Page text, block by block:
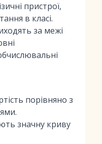
пристрої,
в класі.
за межі
порівняно з
значну криву